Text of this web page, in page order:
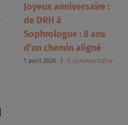
Joyeux anniversaire :
de DRH à
Sophrologue : 8 ans
d’un chemin aligné
1 avril 2026 0 commentaire